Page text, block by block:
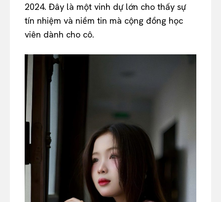
2024. Đây là một vinh dự lớn cho thấy sự
tín nhiệm và niềm tin mà cộng đồng học
viên dành cho cô.